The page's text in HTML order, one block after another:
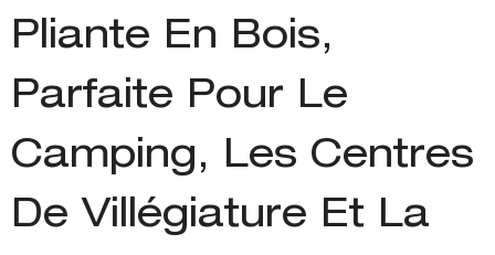
Pliante En Bois,
Parfaite Pour Le
Camping, Les Centres
De Villégiature Et La